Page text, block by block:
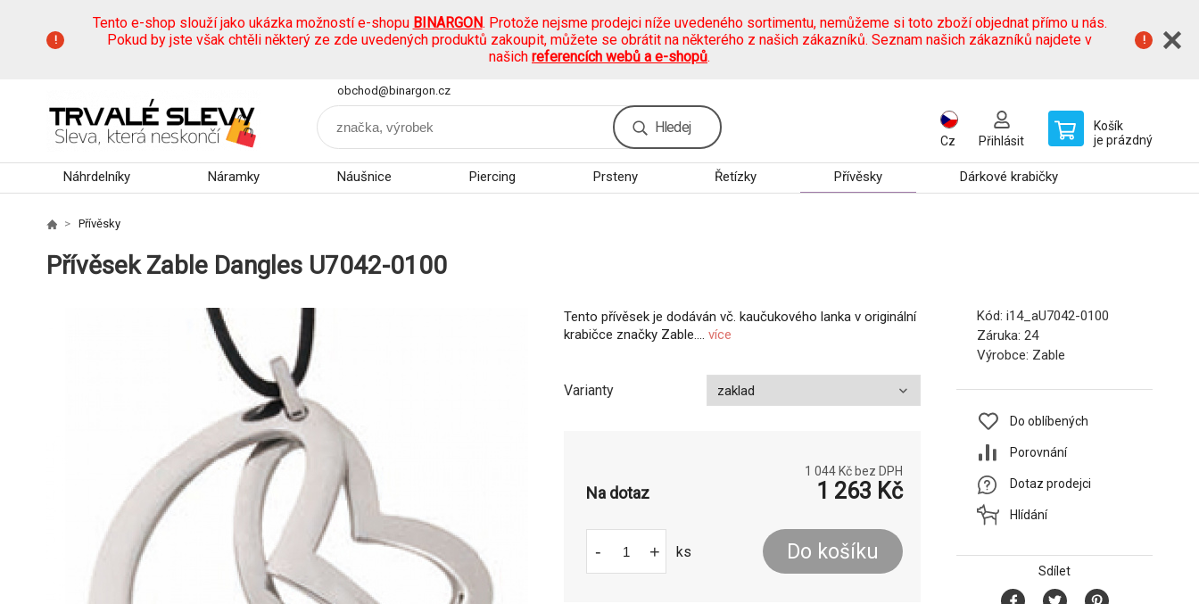
Tento e-shop slouží jako ukázka možností e-shopu BINARGON. Protože nejsme prodejci níže uvedeného sortimentu, nemůžeme si toto zboží objednat přímo u nás.
Pokud by jste však chtěli některý ze zde uvedených produktů zakoupit, můžete se obrátit na některého z našich zákazníků. Seznam našich zákazníků najdete v
našich referencích webů a e-shopů.
obchod@binargon.cz
Hledej
Cz Přihlásit
Košík
je prázdný
Náhrdelníky Náramky Náušnice Piercing Prsteny Řetízky Přívěsky Dárkové krabičky
Přívěsky
Přívěsek Zable Dangles U7042-0100
Tento přívěsek je dodáván vč. kaučukového lanka v originální
krabičce značky Zable.... více
Varianty
1 044 Kč bez DPH
Na dotaz 1 263 Kč
- + ks Do košíku
Kód: i14_aU7042-0100
Záruka: 24
Výrobce: Zable
Do oblíbených
Porovnání
Dotaz prodejci
Hlídání
Sdílet